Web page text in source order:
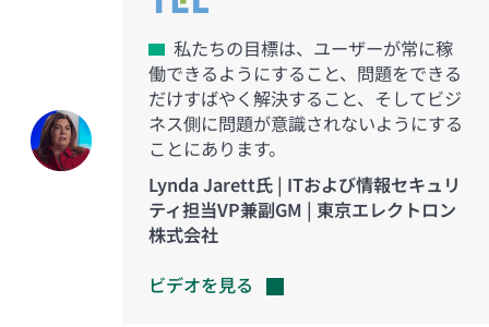
私たちの目標は、ユーザーが常に稼
働できるようにすること、問題をできる
だけすばやく解決すること、そしてビジ
ネス側に問題が意識されないようにする
ことにあります。
Lynda Jarett氏 | ITおよび情報セキュリ
ティ担当VP兼副GM | 東京エレクトロン
株式会社
ビデオを見る